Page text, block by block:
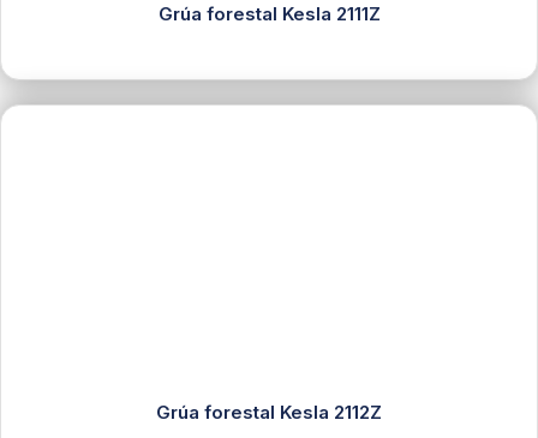
Grúa forestal Kesla 2111Z
Grúa forestal Kesla 2112Z